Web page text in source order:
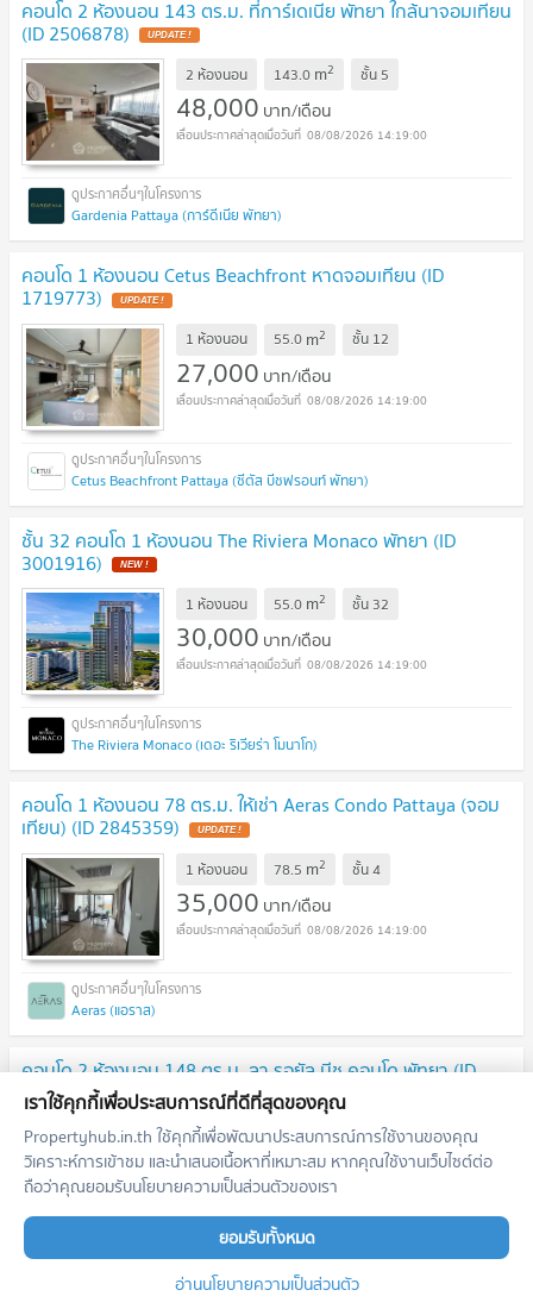
คอนโด 2 ห้องนอน 143 ตร.ม. ที่การ์เดเนีย พัทยา ใกล้นาจอมเทียน
(ID 2506878)
2 ห้องนอน 143.0 m2 ชั้น 5
48,000 บาท/เดือน
08/08/2026 14:19:00
Gardenia Pattaya (การ์ดีเนีย พัทยา)
คอนโด 1 ห้องนอน Cetus Beachfront หาดจอมเทียน (ID
1719773)
1 ห้องนอน 55.0 m2 ชั้น 12
27,000 บาท/เดือน
08/08/2026 14:19:00
Cetus Beachfront Pattaya (ซีตัส บีชฟรอนท์ พัทยา)
ชั้น 32 คอนโด 1 ห้องนอน The Riviera Monaco พัทยา (ID
3001916)
1 ห้องนอน 55.0 m2 ชั้น 32
30,000 บาท/เดือน
08/08/2026 14:19:00
The Riviera Monaco (เดอะ ริเวียร่า โมนาโก)
คอนโด 1 ห้องนอน 78 ตร.ม. ให้เช่า Aeras Condo Pattaya (จอม
เทียน) (ID 2845359)
1 ห้องนอน 78.5 m2 ชั้น4
35,000 บาท/เดือน
08/08/2026 14:19:00
Aeras (แอราส)
คอนโด 2 ห้องนอน 148 ตร.ม. ลา รอยัล บีช คอนโด พัทยา (ID
2132427)
2 ห้องนอน 148.0 m2 ชั้น6
43,000บาท/เดือน
08/08/2026 14:19:00
La Royale Beach Pattaya (ลารอยัล บีช พัทยา)
เราใช้คุกกี้เพื่อประสบการณ์ที่ดีที่สุดของคุณ
Propertyhub.in.th ใช้คุกกี้เพื่อพัฒนาประสบการณ์การใช้งานของคุณ
วิเคราะห์การเข้าชม และนำเสนอเนื้อหาที่เหมาะสม หากคุณใช้งานเว็บไซต์ต่อ
ถือว่าคุณยอมรับนโยบายความเป็นส่วนตัวของเรา
ยอมรับทั้งหมด
อ่านนโยบายความเป็นส่วนตัว